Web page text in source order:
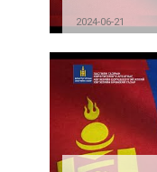
2024-06-21